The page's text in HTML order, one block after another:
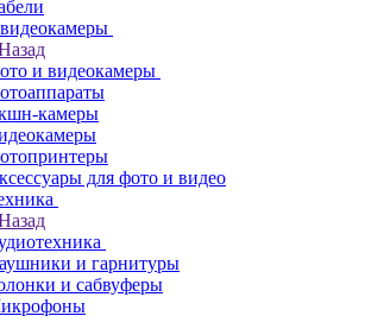
и видеокамеры
камеры
для фото и видео
и гарнитуры
и сабвуферы